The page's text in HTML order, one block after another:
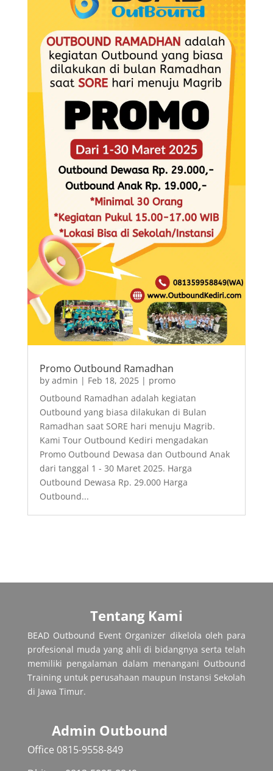
Promo Outbound Ramadhan
by admin | Feb 18, 2025| promo
Outbound Ramadhan adalah kegiatan
Outbound yang biasa dilakukan di Bulan
Ramadhan saat SORE hari menuju Magrib.
Kami Tour Outbound Kediri mengadakan
Promo Outbound Dewasa dan Outbound Anak
dari tanggal 1 - 30 Maret 2025. Harga
Outbound Dewasa Rp. 29.000 Harga
Outbound...
Tentang Kami
BEAD Outbound Event Organizer dikelola oleh para
profesional muda yang ahli di bidangnya serta telah
memiliki pengalaman dalam menangani Outbound
Training untuk perusahaan maupun Instansi Sekolah
di Jawa Timur.
Admin Outbound
Office 0815-9558-849‬